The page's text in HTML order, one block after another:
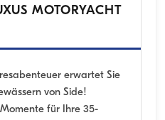
MOTORYACHT
erwartet Sie
von Side!
für Ihre 35-